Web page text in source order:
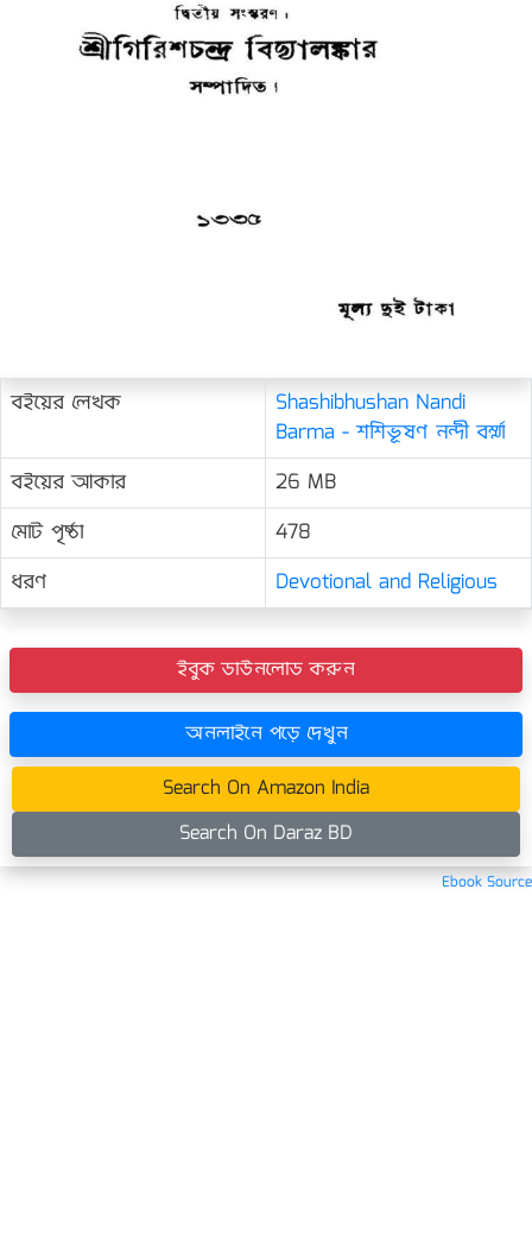
বইয়ের লেখক
Shashibhushan Nandi
Barma - শশিভূষণ নন্দী বর্ম্মা
বইয়ের আকার
26 MB
মোট পৃষ্ঠা
478
ধরণ
Devotional and Religious
ইবুক ডাউনলোড করুন
অনলাইনে পড়ে দেখুন
Search On Amazon India
Search On Daraz BD
Ebook Source